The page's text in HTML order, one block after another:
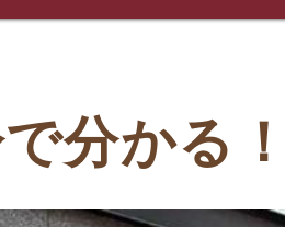
イブハウス ジ
よくあ
分かる！